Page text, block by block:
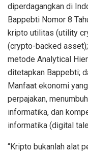
diperdagangkan di
Bappebti Nomor 8
kripto utilitas (utility
(crypto-backed
metode Analytical
ditetapkan Bappebti;
Manfaat ekonomi
perpajakan,
informatika, dan
informatika (digital
“Kripto bukanlah alat